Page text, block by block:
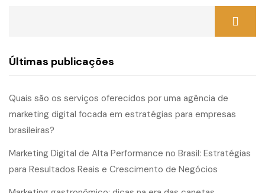
Últimas publicações
Quais são os serviços oferecidos por uma agência de
marketing digital focada em estratégias para empresas
brasileiras?
Marketing Digital de Alta Performance no Brasil: Estratégias
para Resultados Reais e Crescimento de Negócios